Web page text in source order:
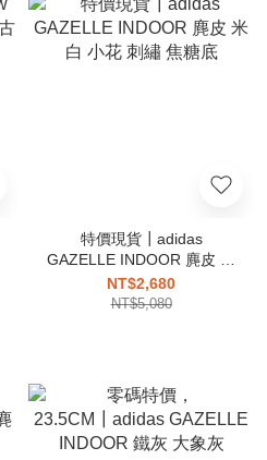
特價現貨┃adidas
GAZELLE INDOOR 麂皮 米
白 小花 刺繡 焦糖底
NT$2,680
NT$5,080